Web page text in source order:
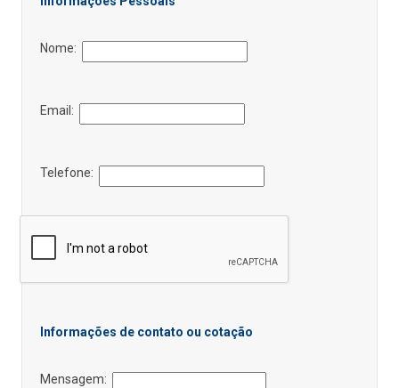
Nome:
Email:
Telefone:
Informações de contato ou cotação
Mensagem: